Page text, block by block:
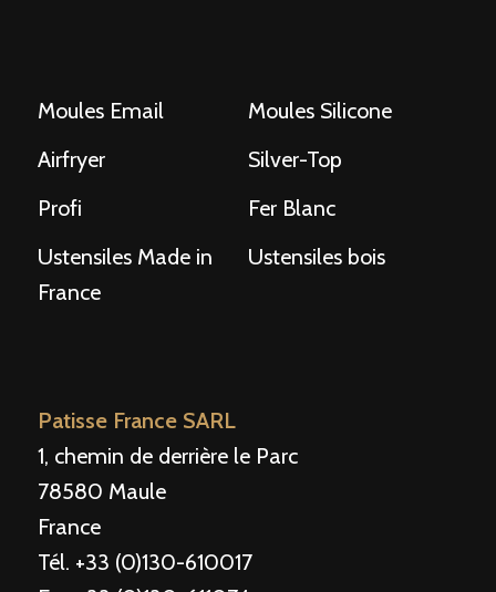
Moules Email
Moules Silicone
Airfryer
Silver-Top
Profi
Fer Blanc
Ustensiles Made in
France
Ustensiles bois
Patisse France SARL
1, chemin de derrière le Parc
78580 Maule
France
Tél. +33 (0)130-610017